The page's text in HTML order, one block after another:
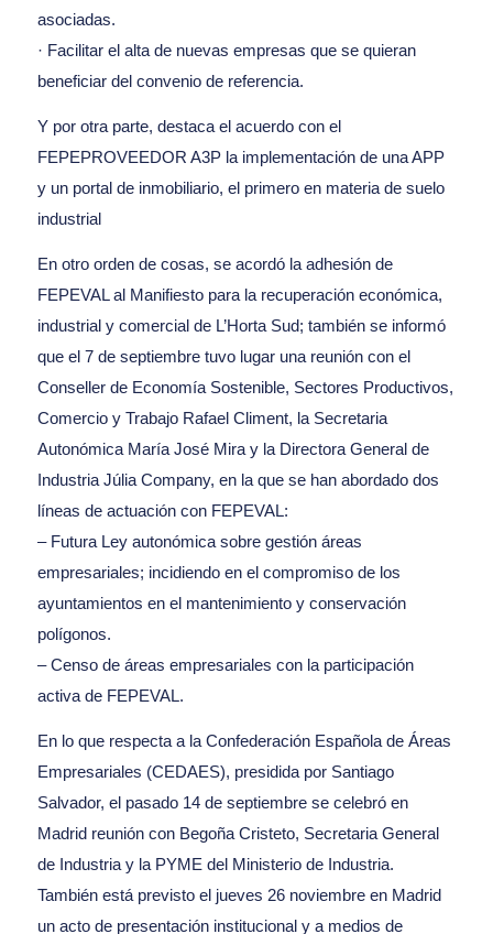
asociadas.
· Facilitar el alta de nuevas empresas que se quieran
beneficiar del convenio de referencia.
Y por otra parte, destaca el acuerdo con el
FEPEPROVEEDOR A3P la implementación de una APP
y un portal de inmobiliario, el primero en materia de suelo
industrial
En otro orden de cosas, se acordó la adhesión de
FEPEVAL al Manifiesto para la recuperación económica,
industrial y comercial de L’Horta Sud; también se informó
que el 7 de septiembre tuvo lugar una reunión con el
Conseller de Economía Sostenible, Sectores Productivos,
Comercio y Trabajo Rafael Climent, la Secretaria
Autonómica María José Mira y la Directora General de
Industria Júlia Company, en la que se han abordado dos
líneas de actuación con FEPEVAL:
– Futura Ley autonómica sobre gestión áreas
empresariales; incidiendo en el compromiso de los
ayuntamientos en el mantenimiento y conservación
polígonos.
– Censo de áreas empresariales con la participación
activa de FEPEVAL.
En lo que respecta a la Confederación Española de Áreas
Empresariales (CEDAES), presidida por Santiago
Salvador, el pasado 14 de septiembre se celebró en
Madrid reunión con Begoña Cristeto, Secretaria General
de Industria y la PYME del Ministerio de Industria.
También está previsto el jueves 26 noviembre en Madrid
un acto de presentación institucional y a medios de